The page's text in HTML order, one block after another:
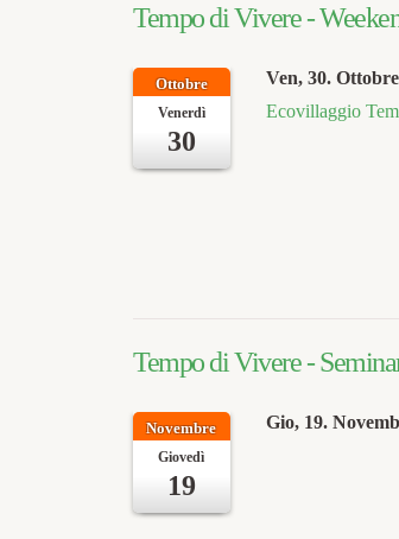
Tempo di Vivere -
Ottobre
Venerdì
30
Ven, 30.
Ecovillaggio
Tempo di Vivere -
Novembre
Giovedì
19
Gio, 19.